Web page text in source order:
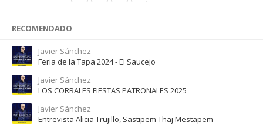
RECOMENDADO
Javier Sánchez
Feria de la Tapa 2024 - El Saucejo
Javier Sánchez
LOS CORRALES FIESTAS PATRONALES 2025
Javier Sánchez
Entrevista Alicia Trujillo, Sastipem Thaj Mestapem